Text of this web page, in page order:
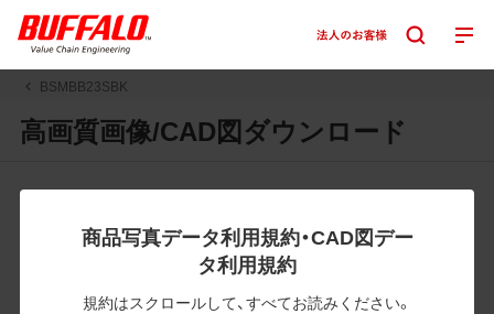
BSMBB23SBK
高画質画像/CAD図ダウンロード
商品写真データ利用規約・CAD図デー
タ利用規約
規約はスクロールして、すべてお読みください。
すと圧縮ファイルのダウンロードが始まります。
JPEG・EPSファイルにはパスが設定されています。画像編集
の際に便利です。PNG画像は原則として背景を透過したもの
を提供しています。